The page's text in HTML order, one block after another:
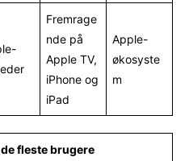
Fremrage
nde på
Apple TV,
iPhone og
iPad
Apple-
økosyste
m
fleste brugere